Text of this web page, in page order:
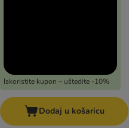
Iskoristite kupon – uštedite -10%
Dodaj u košaricu